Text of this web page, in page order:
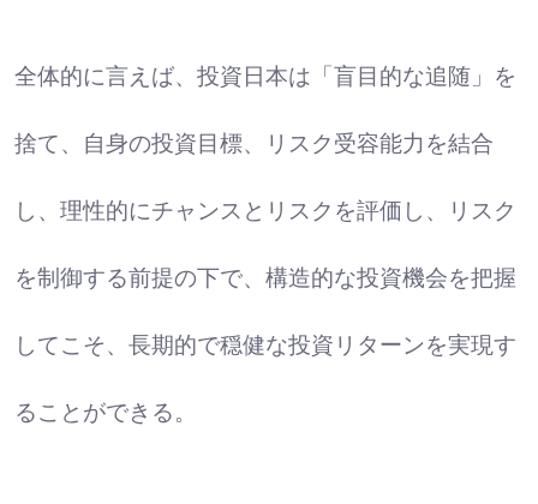
全体的に言えば、投資日本は「盲目的な追随」を
捨て、自身の投資目標、リスク受容能力を結合
し、理性的にチャンスとリスクを評価し、リスク
を制御する前提の下で、構造的な投資機会を把握
してこそ、長期的で穏健な投資リターンを実現す
ることができる。